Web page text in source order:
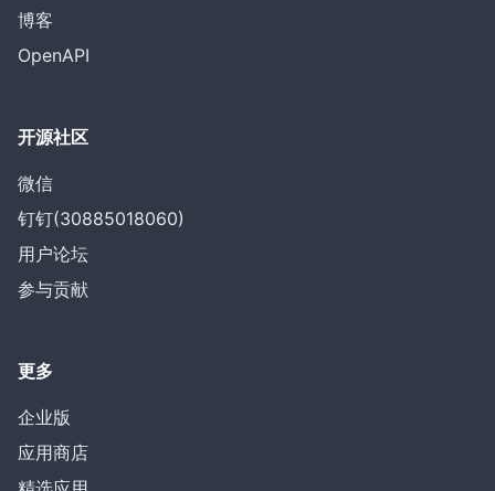
博客
OpenAPI
开源社区
微信
钉钉(30885018060)
用户论坛
参与贡献
更多
企业版
应用商店